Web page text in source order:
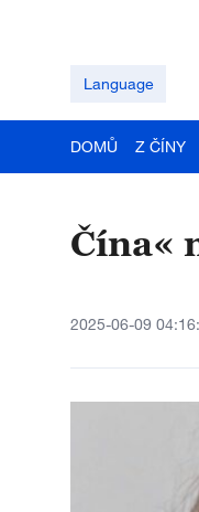
Language
DOMŮ Z ČÍNY
Čína«
2025-06-09